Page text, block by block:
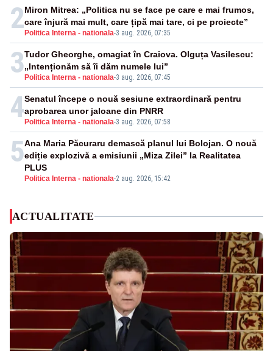
2 Politica Interna - nationala-3 aug. 2026, 07:35
Miron Mitrea: „Politica nu se face pe care e mai frumos,
care înjură mai mult, care țipă mai tare, ci pe proiecte”
3 Politica Interna - nationala-3 aug. 2026, 07:45
Tudor Gheorghe, omagiat în Craiova. Olguța Vasilescu:
„Intenționăm să îi dăm numele lui”
4 Politica Interna - nationala-3 aug. 2026, 07:58
Senatul începe o nouă sesiune extraordinară pentru
aprobarea unor jaloane din PNRR
5
Politica Interna - nationala-2 aug. 2026, 15:42
Ana Maria Păcuraru demască planul lui Bolojan. O nouă
ediție explozivă a emisiunii „Miza Zilei” la Realitatea
PLUS
ACTUALITATE